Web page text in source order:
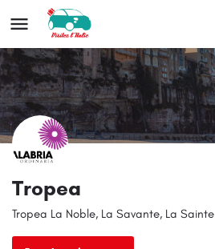
Tropea
Tropea La Noble, La Savante, La Sainte